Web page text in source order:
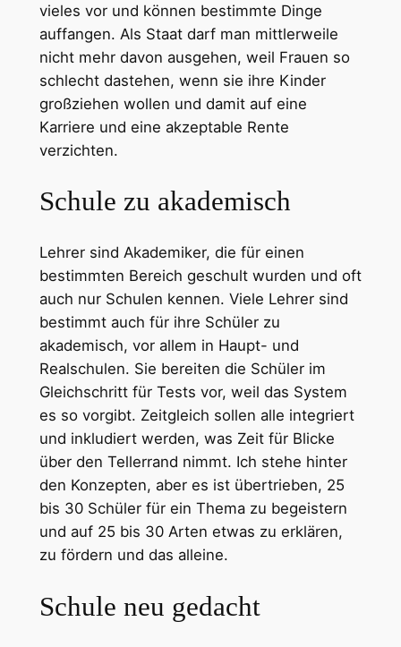
vieles vor und können bestimmte Dinge
auffangen. Als Staat darf man mittlerweile
nicht mehr davon ausgehen, weil Frauen so
schlecht dastehen, wenn sie ihre Kinder
großziehen wollen und damit auf eine
Karriere und eine akzeptable Rente
verzichten.
Schule zu akademisch
Lehrer sind Akademiker, die für einen
bestimmten Bereich geschult wurden und oft
auch nur Schulen kennen. Viele Lehrer sind
bestimmt auch für ihre Schüler zu
akademisch, vor allem in Haupt- und
Realschulen. Sie bereiten die Schüler im
Gleichschritt für Tests vor, weil das System
es so vorgibt. Zeitgleich sollen alle integriert
und inkludiert werden, was Zeit für Blicke
über den Tellerrand nimmt. Ich stehe hinter
den Konzepten, aber es ist übertrieben, 25
bis 30 Schüler für ein Thema zu begeistern
und auf 25 bis 30 Arten etwas zu erklären,
zu fördern und das alleine.
Schule neu gedacht